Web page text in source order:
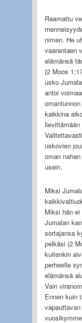
Raamattu
nimen. He
vaarantaen
elämänsä
(2 Moos
usko
antoi
kaikkina
uskovien
oman
usein.
Miksi
Miksi hän
Jumalan
sortajansa
pelkäsi (2
kuitenkin
perheelle
elämänsä
Vain
Ennen kuin